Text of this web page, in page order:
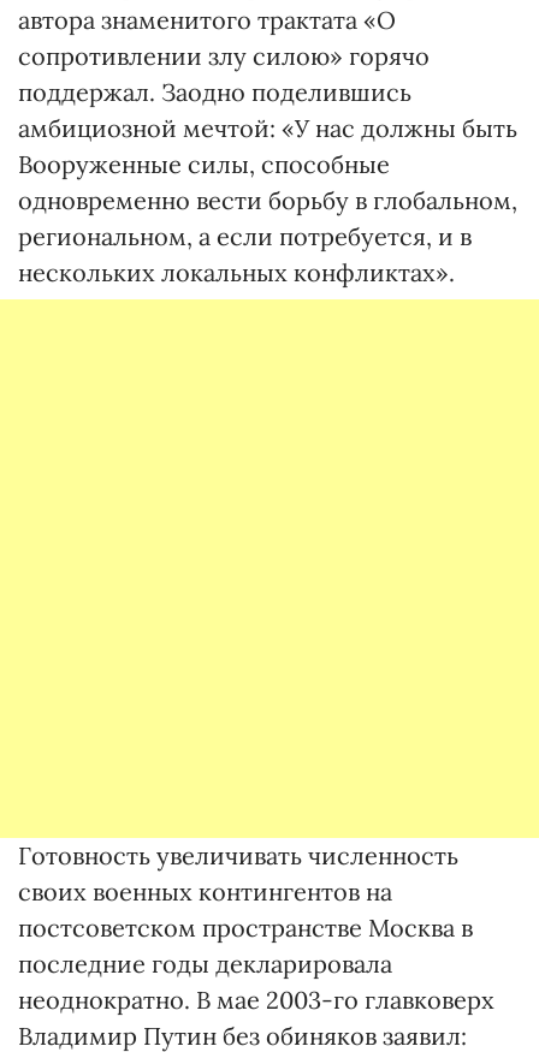
автора знаменитого трактата «О
сопротивлении злу силою» горячо
поддержал. Заодно поделившись
амбициозной мечтой: «У нас должны быть
Вооруженные силы, способные
одновременно вести борьбу в глобальном,
региональном, а если потребуется, и в
нескольких локальных конфликтах».
Готовность увеличивать численность
своих военных контингентов на
постсоветском пространстве Москва в
последние годы декларировала
неоднократно. В мае 2003-го главковерх
Владимир Путин без обиняков заявил: